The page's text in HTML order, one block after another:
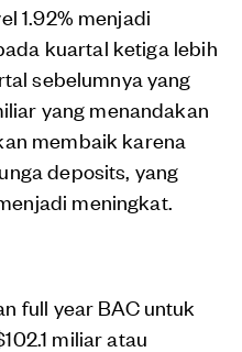
1.92% menjadi
kuartal ketiga lebih
sebelumnya yang
yang menandakan
membaik karena
deposits, yang
meningkat.
full year BAC untuk
miliar atau